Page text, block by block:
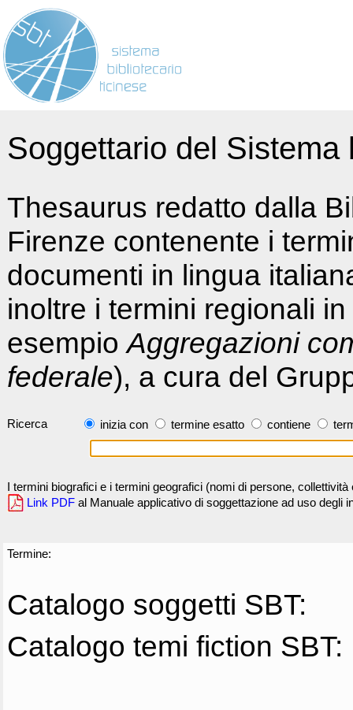
Soggettario del
Thesaurus redatto dalla
Firenze contenente i
documenti in lingua
inoltre i termini regionali
esempioAggregazioni
federale), a cura del
Ricerca inizia con termine esatto contiene
I termini biografici e i termini geografici (nomi di persone,
Link PDF al Manuale applicativo di soggettazione ad uso degli
Termine:
Catalogo soggetti SBT:
Catalogo temi fiction SBT: